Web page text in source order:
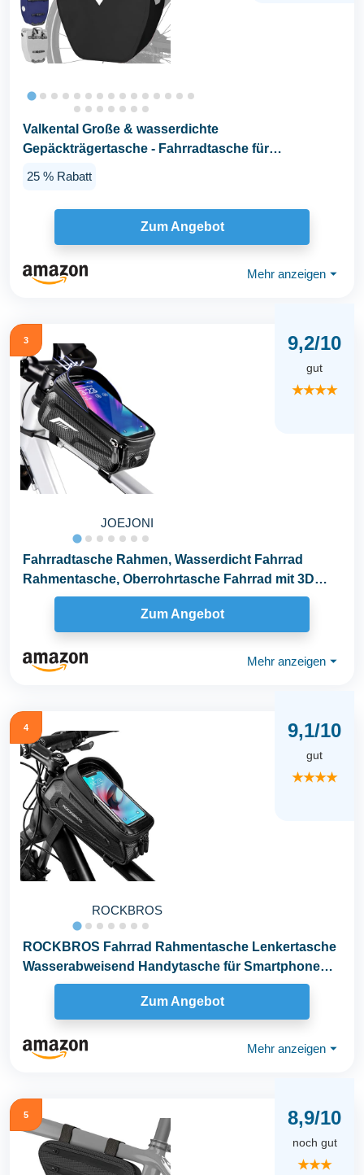
Valkental Große & wasserdichte
Gepäckträgertasche - Fahrradtasche für
25 % Rabatt
Zum Angebot
Mehr anzeigen ⏷
3
JOEJONI
9,2/10
gut
★★★★
Fahrradtasche Rahmen, Wasserdicht Fahrrad
Rahmentasche, Oberrohrtasche Fahrrad mit 3D
Sonnenblende...
Zum Angebot
Mehr anzeigen ⏷
4
ROCKBROS
9,1/10
gut
★★★★
ROCKBROS Fahrrad Rahmentasche Lenkertasche
Wasserabweisend Handytasche für Smartphone
bis zu...
Zum Angebot
Mehr anzeigen ⏷
5 8,9/10
noch gut
★★★